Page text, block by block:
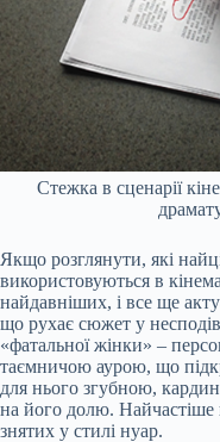
Стежка в сценарії
Якщо розглянути, які
використовуються в
найдавніших, і все ще
що рухає сюжет у
«фатальної жінки» –
таємничою аурою, що
для нього згубною,
на його долю. Найчастіше
знятих у стилі нуар.